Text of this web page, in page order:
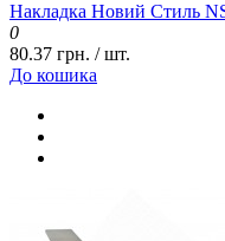
Накладка Новий Стиль
0
80.37 грн. / шт.
До кошика